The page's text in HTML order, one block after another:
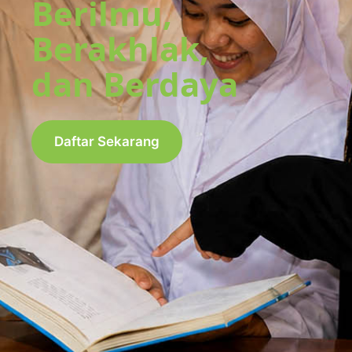
Berilmu,
Berakhlak,
dan Berdaya
Daftar Sekarang